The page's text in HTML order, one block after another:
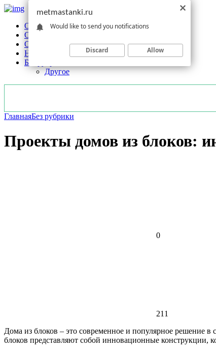
Обзоры станков
Оборудование
Обработка
Новости отрасли
Без рубрики
Другое
ГлавнаяБез рубрики
Проекты домов из блоков:
0
211
Дома из блоков – это современное и популярное решение
блоков представляют собой инновационные конструкции,
metmastanki.ru
Would like to send you notifications
Discard Allow